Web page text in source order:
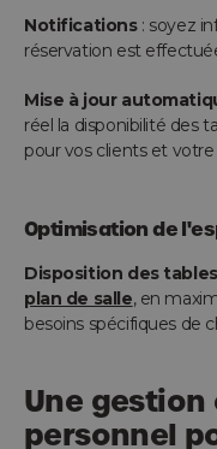
Notifications: soyez
réservation est
Mise à jour
réel la disponibilité des
pour vos clients et votre
Optimisation de
Disposition des tables
plan de salle, en
besoins spécifiques de
Une
personnel